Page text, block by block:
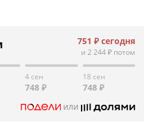
751 ₽ сегодня
и 2 244 ₽ потом
4 сен
748 ₽
18 сен
748 ₽
или